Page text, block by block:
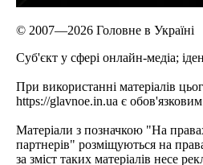
© 2007—2026 Головне в Україні
Cуб'єкт у сфері онлайн-медіа;
При використанні матеріалів
https://glavnoe.in.ua є
Матеріали з позначкою "На
партнерів" розміщуються на
за зміст таких матеріалів несе